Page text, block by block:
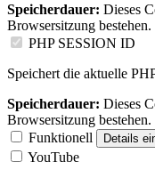
Speicherdauer: Dieses
Browsersitzung bestehen.
PHP SESSION ID
Speichert die aktuelle
Speicherdauer: Dieses
Browsersitzung bestehen.
Funktionell
Details
YouTube